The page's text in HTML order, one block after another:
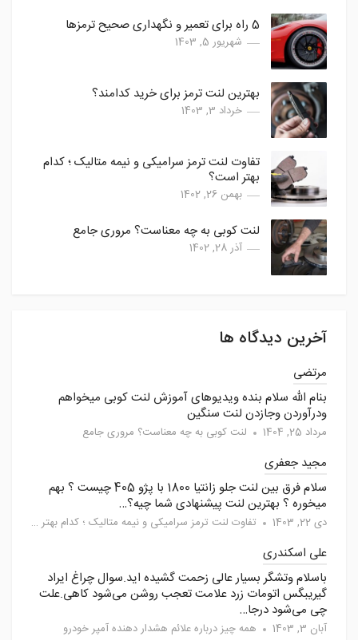
5 راه برای تعمیر و نگهداری صحیح ترمزها
شهریور 5, 1403
بهترین لنت ترمز برای خرید کدامند؟
خرداد 3, 1403
تفاوت لنت ترمز سرامیکی و نیمه متالیک ؛ کدام
بهتر است؟
بهمن 26, 1402
لنت کوبی به چه معناست؟ مروری جامع
آذر 28, 1402
آخرین دیدگاه ها
مرتضی
بنام الله سلام بنده ویدیوهای آموزش لنت کوبی میخواهم
ودرآوردن وجازدن لنت سنگین
مرداد 25, 1404 لنت کوبی به چه معناست؟ مروری جامع
مجید جعفری
سلام فرق بین لنت جلو زانتیا 1800 با پژو 405 چیست ؟ بهم
میخوره ؟ بهترین لنت پیشنهادی شما چیه؟…
دی 22, 1403 تفاوت لنت ترمز سرامیکی و نیمه متالیک ؛ کدام بهتر است؟
علی اسکندری
باسلام وتشگر بسیار عالی زحمت گشیده اید.سوال چراغ ایراد
گیریبگس اتومات زرد علامت تعجب روشن می‌شود کاهی.علت
چی می‌شود درجا…
آبان 3, 1403 همه چیز درباره علائم هشدار دهنده آمپر خودرو